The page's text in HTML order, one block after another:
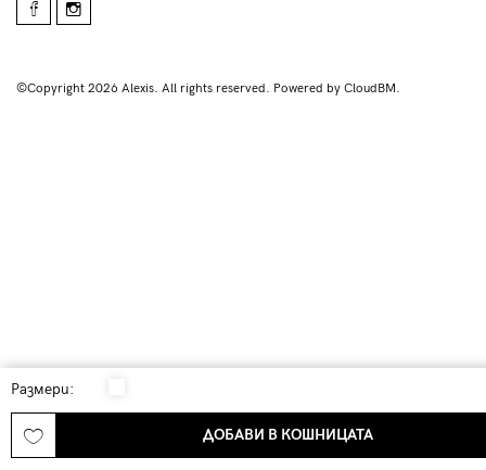
Размери:
ДОБАВИ В КОШНИЦАТА
©Copyright 2026 Alexis. All rights reserved. Powered by CloudBM.